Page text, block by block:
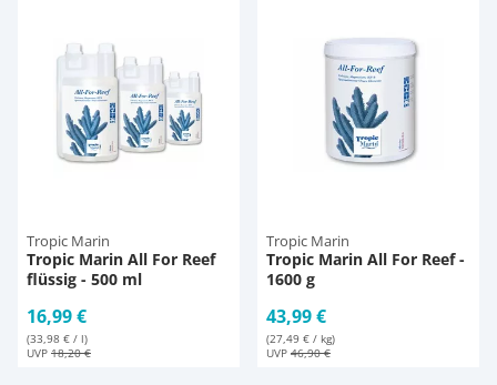
Tropic Marin
Tropic Marin All For Reef
flüssig - 500 ml
16,99 €
(33,98 € / l)
UVP 18,20 €
Tropic Marin
Tropic Marin All For Reef -
1600 g
43,99 €
(27,49 € / kg)
UVP 46,90 €
Aqua Scaping
Deko
D-D Aquarium Solution
Aqua Illumination
Alle Marken »
Fischfutter selber machen
Fischfutter Test
D & D Aquarien